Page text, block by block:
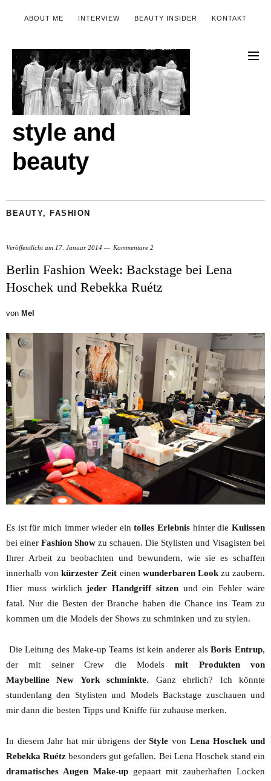
ABOUT ME INTERVIEW BEAUTY INSIDER KONTAKT
style and
beauty
BEAUTY, FASHION
Veröffentlicht am 17. Januar 2014 Kommentare 2
Berlin Fashion Week: Backstage bei Lena
Hoschek und Rebekka Ruétz
von Mel
Es ist für mich immer wieder eintolles Erlebnis hinter dieKulissen
bei einer Fashion Show zu schauen. Die Stylisten und Visagisten bei
Ihrer Arbeit zu beobachten und bewundern, wie sie es schaffen
innerhalb vonkürzester Zeit einen wunderbaren Lookzu zaubern.
Hier muss wirklichjeder Handgriff sitzenund ein Fehler wäre
fatal. Nur die Besten der Branche haben die Chance ins Team zu
kommen um die Models der Shows zu schminken und zu stylen.
Die Leitung des Make-up Teams ist kein anderer alsBoris Entrup,
der mit seiner Crew die Modelsmit Produkten von
Maybelline New York schminkte. Ganz ehrlich? Ich könnte
stundenlang den Stylisten und Models Backstage zuschauen und
mir dann die besten Tipps und Kniffe für zuhause merken.
In diesem Jahr hat mir übrigens derStyle von Lena Hoschek und
Rebekka Ruétz besonders gut gefallen. Bei Lena Hoschek stand ein
dramatisches Augen Make-up gepaart mit zauberhaften Locken